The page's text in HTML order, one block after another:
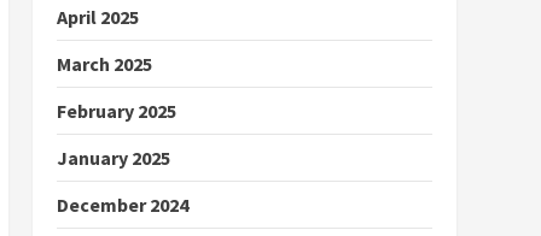
April 2025
March 2025
February 2025
January 2025
December 2024